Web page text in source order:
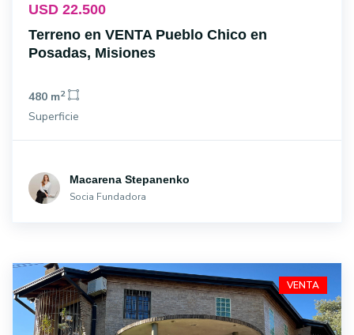
USD 22.500
Terreno en VENTA Pueblo Chico en
Posadas, Misiones
480 m2
Superficie
Macarena Stepanenko
Socia Fundadora
VENTA